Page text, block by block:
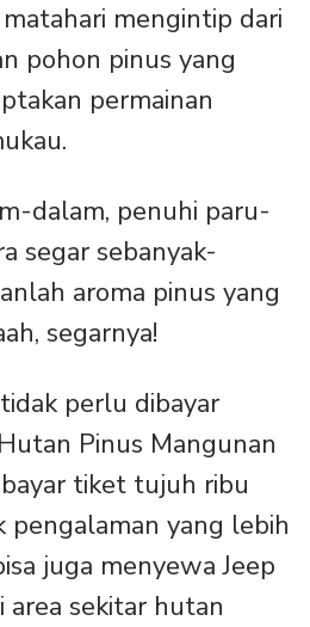
mengintip dari
pohon pinus yang
permainan
dalam, penuhi paru-
segar sebanyak-
aroma pinus yang
segarnya!
perlu dibayar
Pinus Mangunan
tiket tujuh ribu
pengalaman yang lebih
juga menyewa Jeep
sekitar hutan